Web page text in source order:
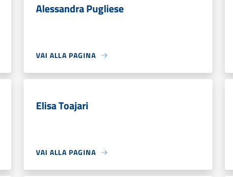
Alessandra Pugliese
VAI ALLA PAGINA
Elisa Toajari
VAI ALLA PAGINA